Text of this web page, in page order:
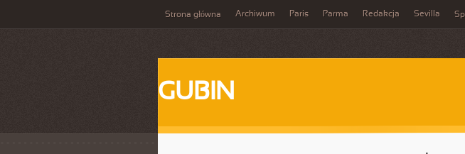
Strona główna Archiwum Paris Parma Redakcja Sevilla
GUBIN